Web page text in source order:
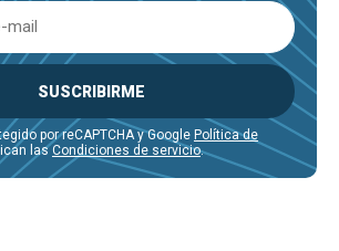
SUSCRIBIRME
por reCAPTCHA y Google Política de
lasCondiciones de servicio.